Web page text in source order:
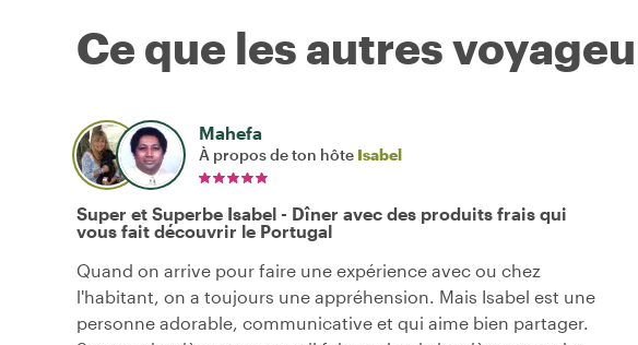
Ce que les autres
Mahefa
À propos de ton hôte Isabel
Super et Superbe Isabel - Dîner avec des produits frais qui
vous fait découvrir le Portugal
Quand on arrive pour faire une expérience avec ou chez
l'habitant, on a toujours une appréhension. Mais Isabel est une
personne adorable, communicative et qui aime bien partager.